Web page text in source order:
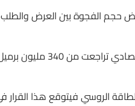
حجم الفجوة بين العرض والطلب
حيث أبدت أوبك تفاؤلا بعدما تم الإشارة إلى أن مخزونات النفط في دول منظمة التعاون والتطوير الاقتصادي تراجعت من
الروسي فيتوقع هذا القرار